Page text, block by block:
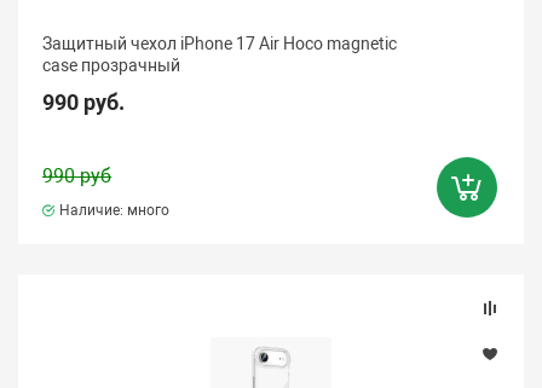
Защитный чехол iPhone 17 Air Hoco magnetic
case прозрачный
990 руб.
990 руб
Наличие: много